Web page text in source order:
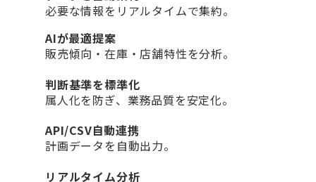
必要な情報をリアルタイムで集約。
AIが最適提案
販売傾向・在庫・店舗特性を分析。
判断基準を標準化
属人化を防ぎ、業務品質を安定化。
API/CSV自動連携
計画データを自動出力。
リアルタイム分析